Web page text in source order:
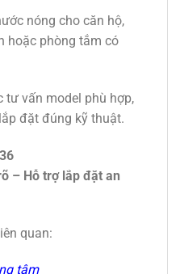
nóng cho căn hộ,
hoặc phòng tắm có
tư vấn model phù hợp,
đặt đúng kỹ thuật.
– Hỗ trợ lắp đặt an
quan:
tâm